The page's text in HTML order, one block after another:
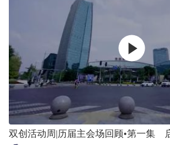
双创活动周|历届主会场回顾•第一集